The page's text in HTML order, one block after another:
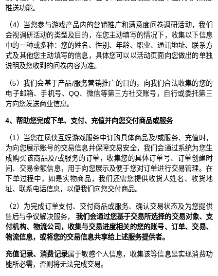
推送功能。
（4）当您参与游戏产品内的营销推广和满意度问卷调研活动，我们
会视调研活动的类型及目的，在您主动填写的情况下，收集以下信息
中的一种或多种：您的姓名、性别、年龄、职业、通讯地址、联系方
式及其他您主动填写的信息，具体您可以以活动页面向您做出的单独
说明及您收到的问卷内容为准。
（5）我们会基于产品/服务营销推广的目的，向我们合法收集的您的
电子邮箱、手机号、QQ、微信等第三方社交账号，自行或委托第三
方向您发送商业信息。
4、帮助您完成下单、支付、充值并向您交付商品或服务
（1）当您在凤侠互娱游戏服务中订购具体商品及/或服务、充值时，
为向您展示账号的交易信息并保障交易安全，我们会通过系统为您生
成购买该商品及/或服务的订单，收集您的具体订单号、订单创建时
间、交易金额信息，用于向您展示及便于您对订单进行交易管理。在
下单过程中，如是实物商品，我们还需您提供收货人姓名、收货地
址、联系电话信息，以便我们向您交付商品。
（2）为完成订单支付、交付商品或服务、确认交易状态及为您提供
售后与争议解决服务，
我们会通过您基于交易所选择的交易对象、支
付机构、物流公司，收集与交易进度相关的您的账号、订单、交易、
物流信息，或将您的交易信息共享给上述服务提供者。
充值记录、消费记录属于敏感个人信息，收集该等信息是实现消费功
能所必需，否则将无法完成交易。